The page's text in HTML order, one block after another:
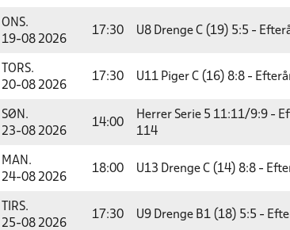
ONS.
19-08 2026
17:30 U8 Drenge C (19) 5:5 -
TORS.
20-08 2026
17:30 U11 Piger C (16) 8:8 -
SØN.
23-08 2026
14:00
Herrer Serie 5 11:11/9:9 -
114
MAN.
24-08 2026
18:00 U13 Drenge C (14) 8:8 -
TIRS.
25-08 2026
17:30 U9 Drenge B1 (18) 5:5 -